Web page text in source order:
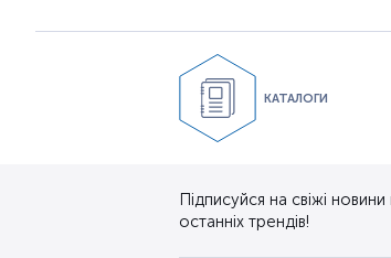
КАТАЛОГИ
Підписуйся на свіжі
останніх трендів!